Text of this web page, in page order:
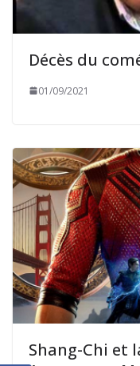
Décès du
01/09/2021
Shang-Chi et